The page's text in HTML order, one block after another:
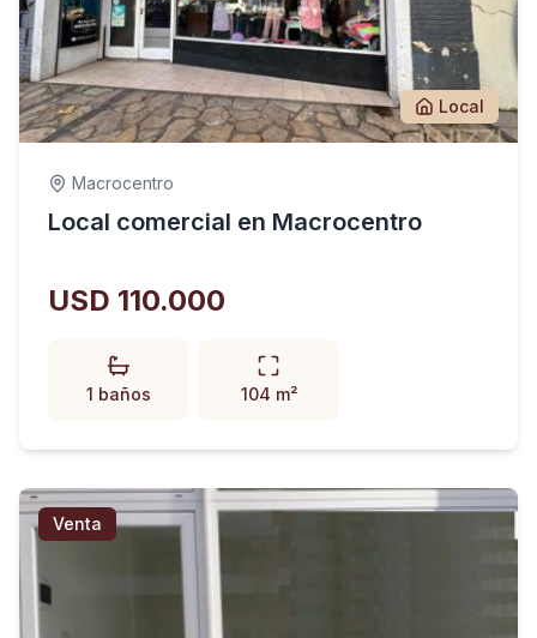
Local
Macrocentro
Local comercial en Macrocentro
USD 110.000
1 baños 104 m²
Venta